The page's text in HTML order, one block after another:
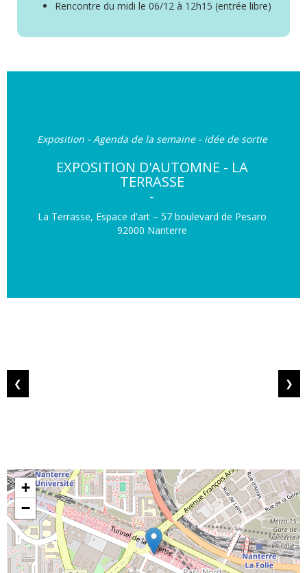
Rencontre du midi le 06/12 à 12h15 (entrée libre)
Exposition - Agenda de la semaine - idée de sortie
EXPOSITION D'AUTOMNE - LA
TERRASSE
-
La Terrasse, Espace d'art – 57 boulevard de Pesaro
92000 Nanterre
❮ ❯
+
−